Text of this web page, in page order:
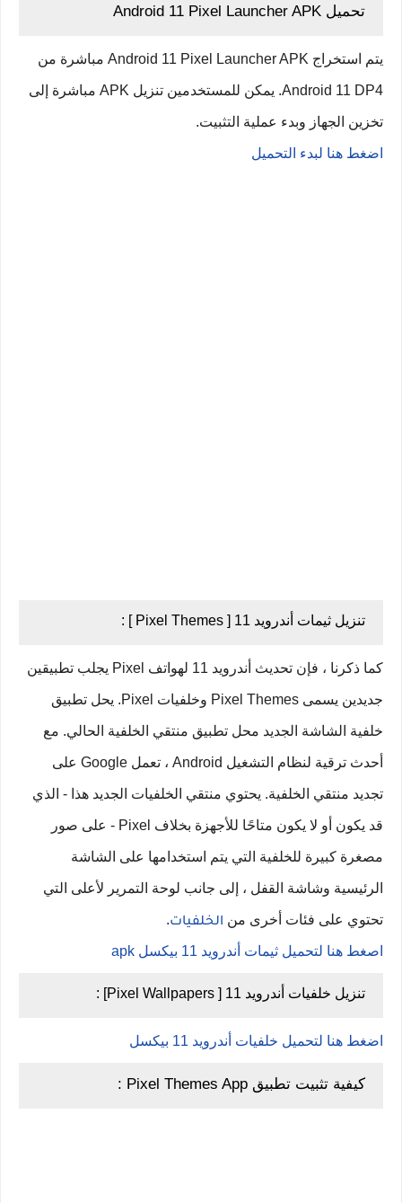
تحميل Android 11 Pixel Launcher APK
يتم استخراج Android 11 Pixel Launcher APK مباشرة من
Android 11 DP4. يمكن للمستخدمين تنزيل APK مباشرة إلى
تخزين الجهاز وبدء عملية التثبيت.
اضغط هنا لبدء التحميل
تنزيل ثيمات أندرويد 11 [ Pixel Themes ] :
كما ذكرنا ، فإن تحديث أندرويد 11 لهواتف Pixel يجلب تطبيقين
جديدين يسمى Pixel Themes وخلفيات Pixel. يحل تطبيق
خلفية الشاشة الجديد محل تطبيق منتقي الخلفية الحالي. مع
أحدث ترقية لنظام التشغيل Android ، تعمل Google على
تجديد منتقي الخلفية. يحتوي منتقي الخلفيات الجديد هذا - الذي
قد يكون أو لا يكون متاحًا للأجهزة بخلاف Pixel - على صور
مصغرة كبيرة للخلفية التي يتم استخدامها على الشاشة
الرئيسية وشاشة القفل ، إلى جانب لوحة التمرير لأعلى التي
تحتوي على فئات أخرى من الخلفيات.
اصغط هنا لتحميل ثيمات أندرويد 11 بيكسل apk
تنزيل خلفيات أندرويد 11 [ Pixel Wallpapers] :
اضغط هنا لتحميل خلفيات أندرويد 11 بيكسل
كيفية تثبيت تطبيق Pixel Themes App :